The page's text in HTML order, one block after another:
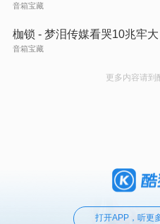
音箱宝藏
枷锁 - 梦泪传媒看哭10兆牢
音箱宝藏
更多内容请到
打开APP，听更